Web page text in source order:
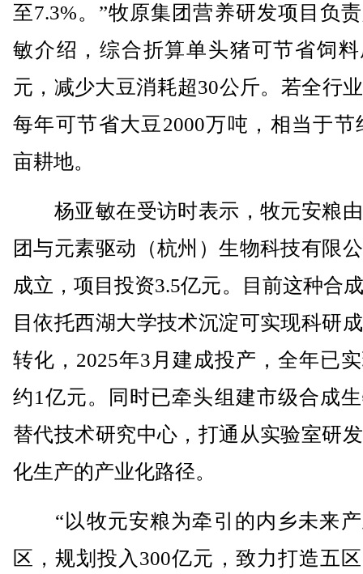
至7.3%。”牧原集团营养研发项目负
敏介绍，综合折算单头猪可节省饲料
元，减少大豆消耗超30公斤。若全行
每年可节省大豆2000万吨，相当于节
亩耕地。
杨亚敏在受访时表示，牧元安粮
团与元素驱动（杭州）生物科技有限
成立，项目投资3.5亿元。目前这种合
目依托西湖大学技术沉淀可实现科研
转化，2025年3月建成投产，全年已
约1亿元。同时已牵头组建市级合成
替代技术研究中心，打通从实验室研
化生产的产业化路径。
“以牧元安粮为牵引的内乡未来产
区，规划投入300亿元，致力打造五